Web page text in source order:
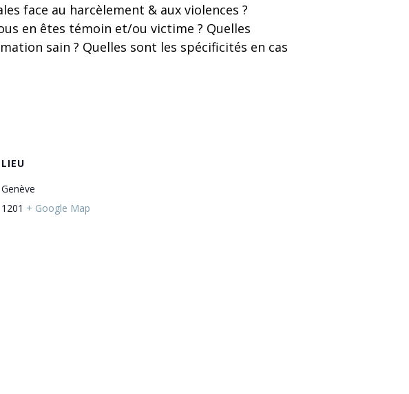
face au harcèlement & aux violences ?
en êtes témoin et/ou victime ? Quelles
sain ? Quelles sont les spécificités en cas
LIEU
Genève
1201 + Google Map